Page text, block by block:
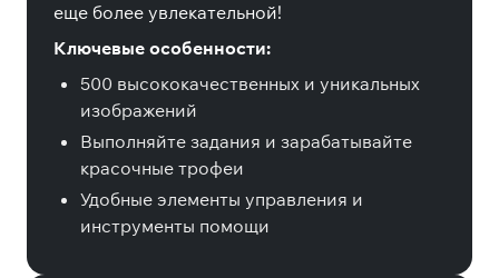
еще более увлекательной!
Ключевые особенности:
500 высококачественных и уникальных
изображений
Выполняйте задания и зарабатывайте
красочные трофеи
Удобные элементы управления и
инструменты помощи